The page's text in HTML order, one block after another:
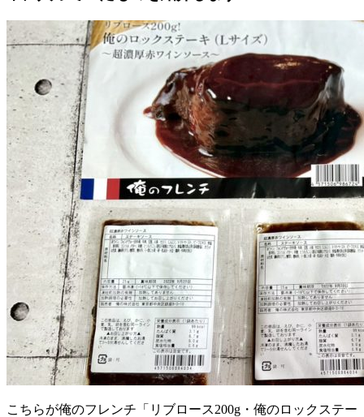
こちらが俺のフレンチ「リブロース200g・俺のロックステー